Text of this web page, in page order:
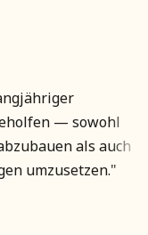
— sowohl
als auch
umzusetzen."